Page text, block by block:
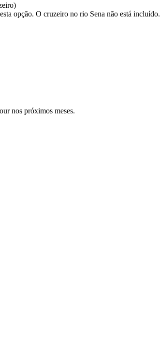
opção. O cruzeiro no rio Sena não está incluído.
nos próximos meses.